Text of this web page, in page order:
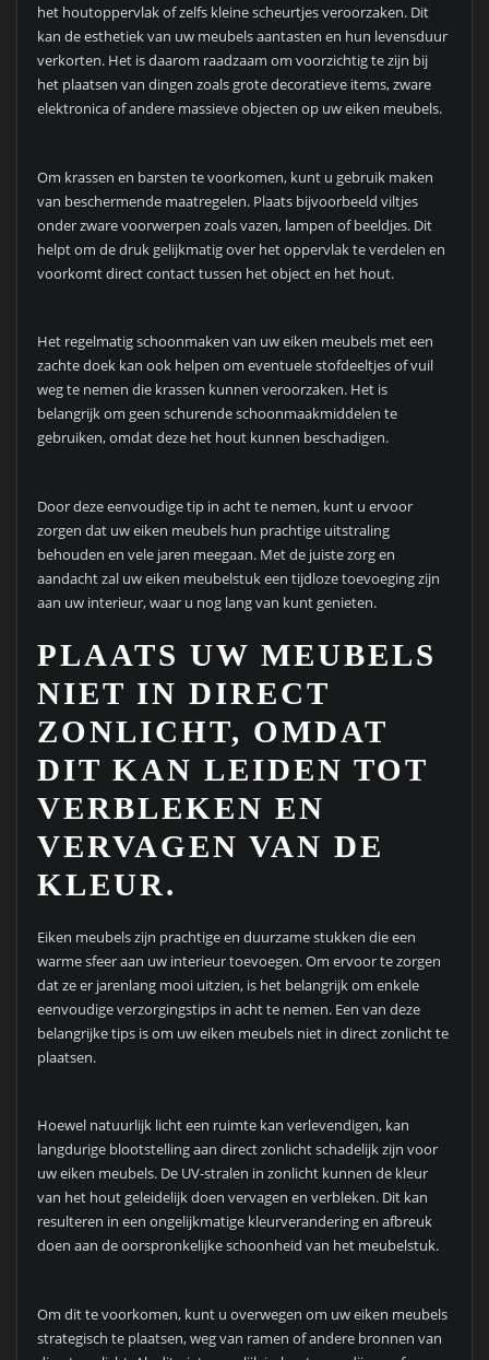
het houtoppervlak of zelfs kleine scheurtjes veroorzaken. Dit
kan de esthetiek van uw meubels aantasten en hun levensduur
verkorten. Het is daarom raadzaam om voorzichtig te zijn bij
het plaatsen van dingen zoals grote decoratieve items, zware
elektronica of andere massieve objecten op uw eiken meubels.
Om krassen en barsten te voorkomen, kunt u gebruik maken
van beschermende maatregelen. Plaats bijvoorbeeld viltjes
onder zware voorwerpen zoals vazen, lampen of beeldjes. Dit
helpt om de druk gelijkmatig over het oppervlak te verdelen en
voorkomt direct contact tussen het object en het hout.
Het regelmatig schoonmaken van uw eiken meubels met een
zachte doek kan ook helpen om eventuele stofdeeltjes of vuil
weg te nemen die krassen kunnen veroorzaken. Het is
belangrijk om geen schurende schoonmaakmiddelen te
gebruiken, omdat deze het hout kunnen beschadigen.
Door deze eenvoudige tip in acht te nemen, kunt u ervoor
zorgen dat uw eiken meubels hun prachtige uitstraling
behouden en vele jaren meegaan. Met de juiste zorg en
aandacht zal uw eiken meubelstuk een tijdloze toevoeging zijn
aan uw interieur, waar u nog lang van kunt genieten.
PLAATS UW MEUBELS
NIET IN DIRECT
ZONLICHT, OMDAT
DIT KAN LEIDEN TOT
VERBLEKEN EN
VERVAGEN VAN DE
KLEUR.
Eiken meubels zijn prachtige en duurzame stukken die een
warme sfeer aan uw interieur toevoegen. Om ervoor te zorgen
dat ze er jarenlang mooi uitzien, is het belangrijk om enkele
eenvoudige verzorgingstips in acht te nemen. Een van deze
belangrijke tips is om uw eiken meubels niet in direct zonlicht te
plaatsen.
Hoewel natuurlijk licht een ruimte kan verlevendigen, kan
langdurige blootstelling aan direct zonlicht schadelijk zijn voor
uw eiken meubels. De UV-stralen in zonlicht kunnen de kleur
van het hout geleidelijk doen vervagen en verbleken. Dit kan
resulteren in een ongelijkmatige kleurverandering en afbreuk
doen aan de oorspronkelijke schoonheid van het meubelstuk.
Om dit te voorkomen, kunt u overwegen om uw eiken meubels
strategisch te plaatsen, weg van ramen of andere bronnen van